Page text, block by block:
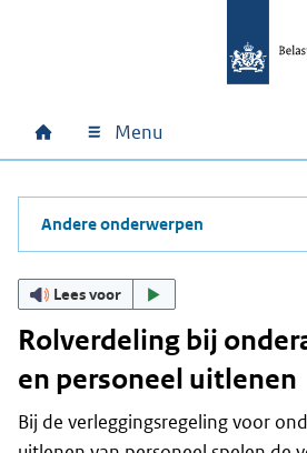
Hoofdnavigatie
Home Menu
Andere onderwerpen
Lees voor
Rolverdeling bij
en personeel uitlenen
Bij de verleggingsregeling voor